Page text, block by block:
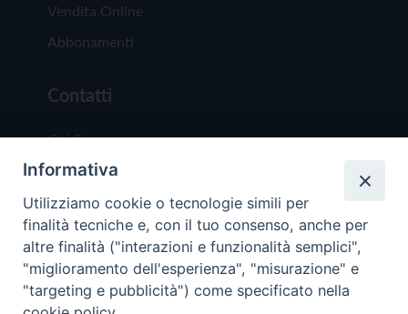
Vendita Online
Abbonamenti
Contatti
Chi Siamo
Redazione
Scrivici
Informativa
Utilizziamo cookie o tecnologie simili per
finalità tecniche e, con il tuo consenso, anche per
altre finalità ("interazioni e funzionalità semplici",
"miglioramento dell'esperienza", "misurazione" e
"targeting e pubblicità") come specificato nella